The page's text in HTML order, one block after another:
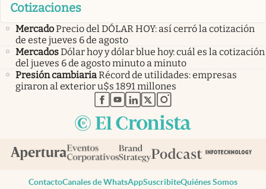
Cotizaciones
MercadoPrecio del DÓLAR HOY: así cerró la cotización
de este jueves 6 de agosto
MercadosDólar hoy y dólar blue hoy: cuál es la cotización
del jueves 6 de agosto minuto a minuto
Presión cambiariaRécord de utilidades: empresas
giraron al exterior u$s 1891 millones
abre en nueva pestaña
abre en nueva pestaña
abre en nueva pestaña
abre en nueva pestaña
abre en nueva pestaña
ContactoCanales de WhatsAppSuscribiteQuiénes Somos